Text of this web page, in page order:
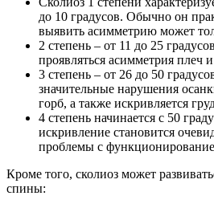
до 10 градусов. Обычно он
выявить асимметрию может
2 степень – от 11 до 25
проявляться асимметрия плеч и
3 степень – от 26 до 50
значительные нарушения
горб, а также искривляется
4 степень начинается с 50
искривление становится
проблемы с
Кроме того, сколиоз может
спины: